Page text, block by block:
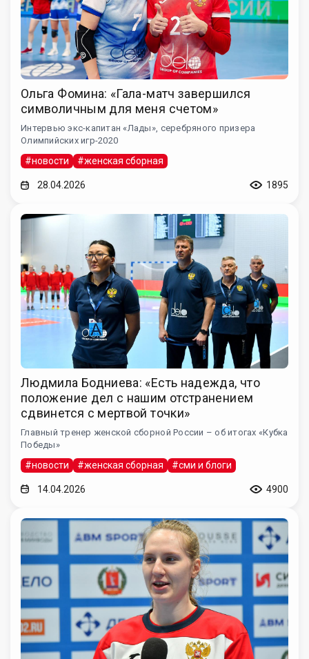
Ольга Фомина: «Гала-матч завершился
символичным для меня счетом»
Интервью экс-капитан «Лады», серебряного призера
Олимпийских игр-2020
#новости #женская сборная
28.04.2026 1895
Людмила Бодниева: «Есть надежда, что
положение дел с нашим отстранением
сдвинется с мертвой точки»
Главный тренер женской сборной России – об итогах «Кубка
Победы»
#новости #женская сборная #сми и блоги
14.04.2026 4900